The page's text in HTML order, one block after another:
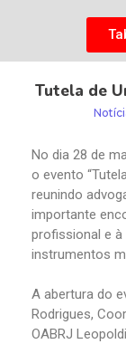
Tutela de
No dia 28 de
o evento
reunindo
importante
profissional e
instrumentos
A abertura do
Rodrigues,
OABRJ